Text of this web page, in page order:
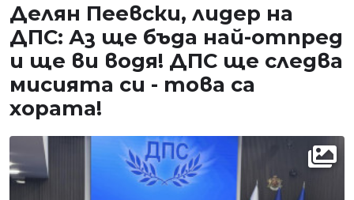
Делян Пеевски, лидер на
ДПС: Аз ще бъда най-отпред
и ще ви водя! ДПС ще следва
мисията си - това са
хората!